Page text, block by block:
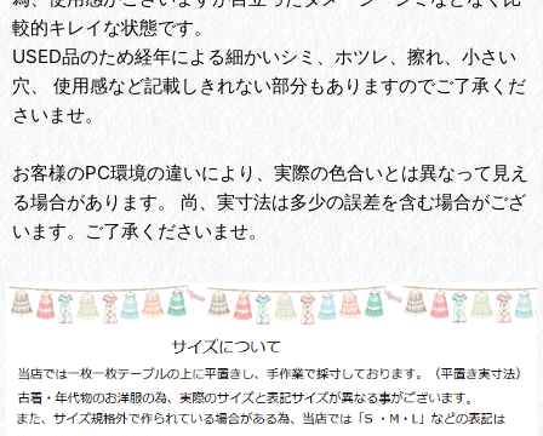
較的キレイな状態です。
USED品のため経年による細かいシミ、ホツレ、擦れ、小さい
穴、 使用感など記載しきれない部分もありますのでご了承くだ
さいませ。
お客様のPC環境の違いにより、実際の色合いとは異なって見え
る場合があります。 尚、実寸法は多少の誤差を含む場合がござ
います。ご了承くださいませ。